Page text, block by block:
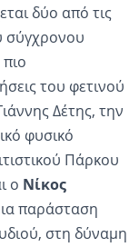
δύο από τις
σύγχρονου
του φετινού
Δέτης, την
φυσικό
Πάρκου
ο Νίκος
παράσταση
στη δύναμη